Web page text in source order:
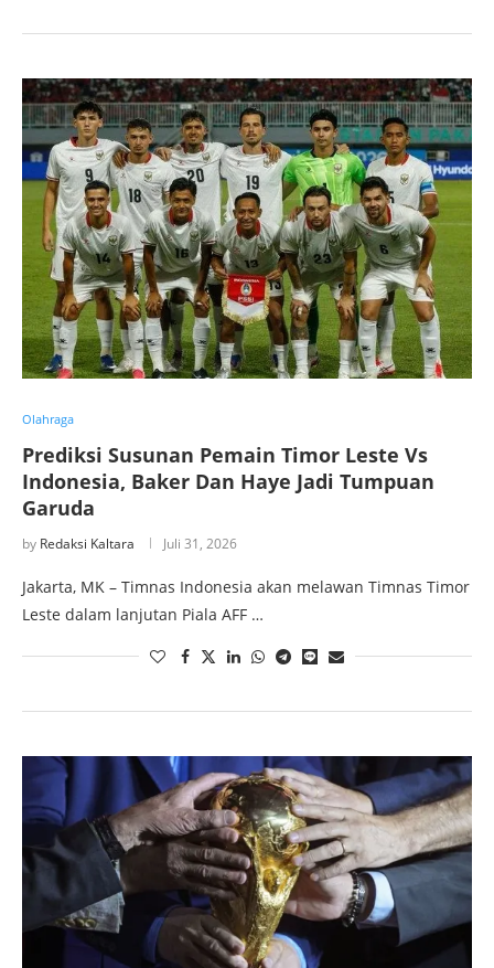
Olahraga
Prediksi Susunan Pemain Timor Leste Vs
Indonesia, Baker Dan Haye Jadi Tumpuan
Garuda
by Redaksi Kaltara Juli 31, 2026
Jakarta, MK – Timnas Indonesia akan melawan Timnas Timor
Leste dalam lanjutan Piala AFF …